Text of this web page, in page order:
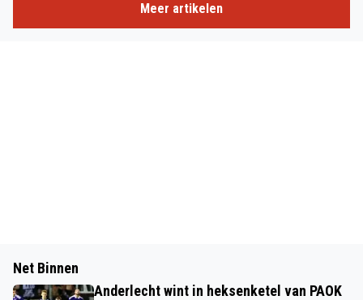
Meer artikelen
Net Binnen
Anderlecht wint in heksenketel van PAOK